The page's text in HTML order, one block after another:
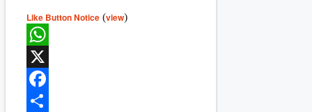
Like Button Notice (view)
WhatsApp
X
Facebook